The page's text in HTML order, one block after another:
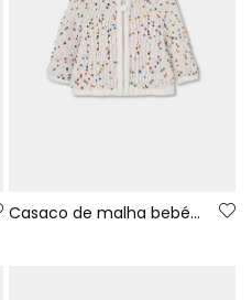
Casaco de malha bebé menina branco com pontos de cores